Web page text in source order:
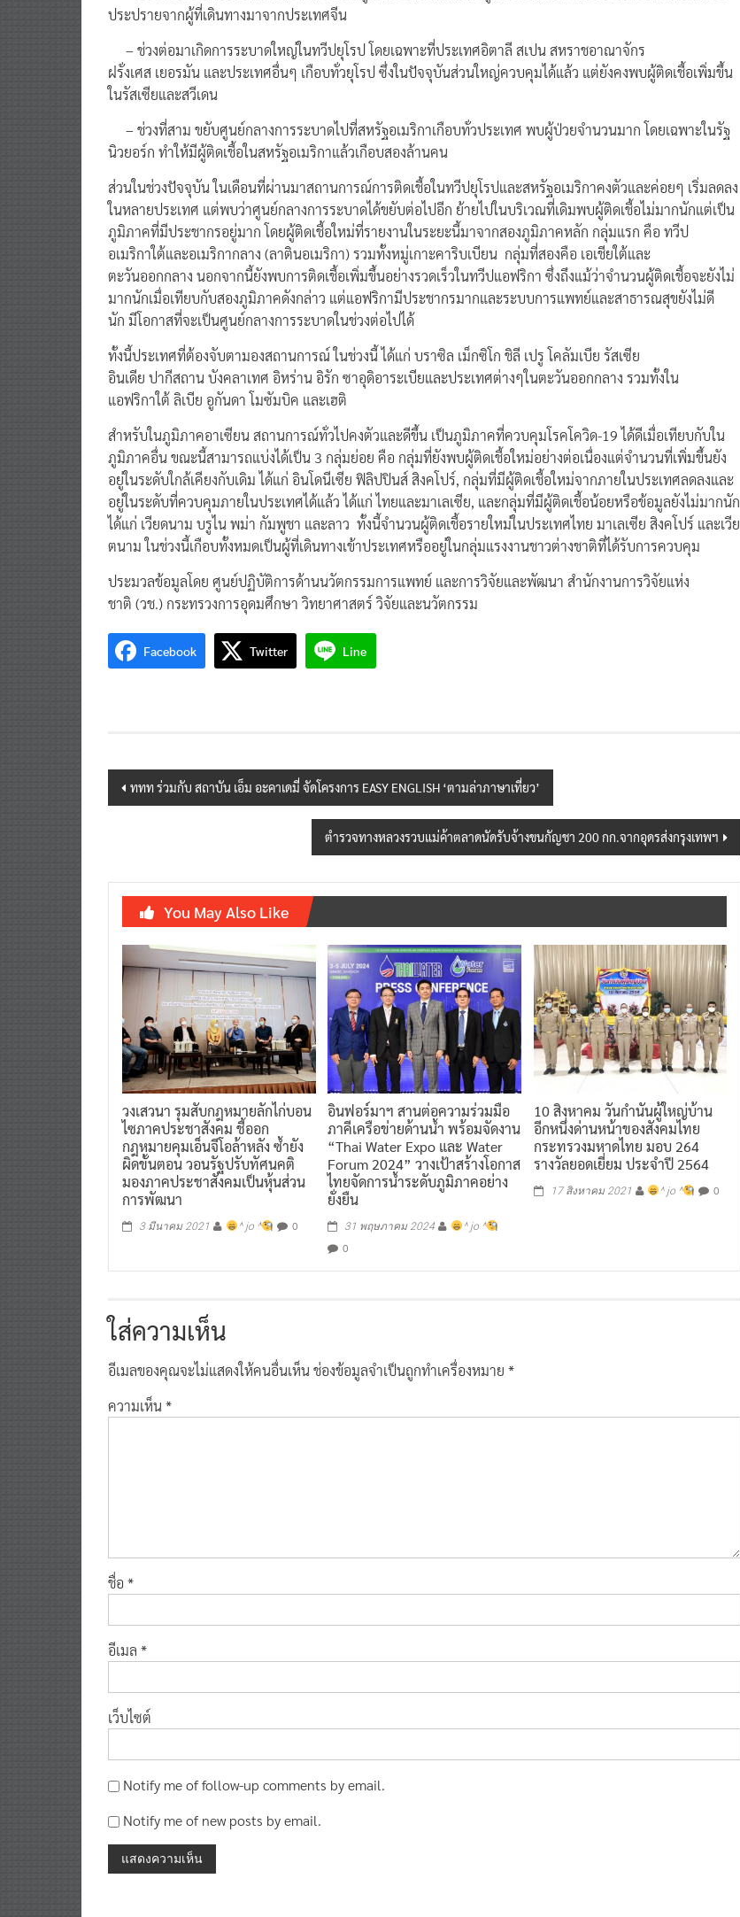
ประปรายจากผู้ที่เดินทางมาจากประเทศจีน
– ช่วงต่อมาเกิดการระบาดใหญ่ในทวีปยุโรป โดยเฉพาะที่ประเทศอิตาลี สเปน สหราชอาณาจักร
ฝรั่งเศส เยอรมัน และประเทศอื่นๆ เกือบทั่วยุโรป ซึ่งในปัจจุบันส่วนใหญ่ควบคุมได้แล้ว แต่ยังคงพบผู้ติดเชื้อเพิ่มขึ้น
ในรัสเซียและสวีเดน
– ช่วงที่สาม ขยับศูนย์กลางการระบาดไปที่สหรัฐอเมริกาเกือบทั่วประเทศ พบผู้ป่วยจำนวนมาก โดยเฉพาะในรัฐ
นิวยอร์ก ทำให้มีผู้ติดเชื้อในสหรัฐอเมริกาแล้วเกือบสองล้านคน
ส่วนในช่วงปัจจุบัน ในเดือนที่ผ่านมาสถานการณ์การติดเชื้อในทวีปยุโรปและสหรัฐอเมริกาคงตัวและค่อยๆ เริ่มลดลง
ในหลายประเทศ แต่พบว่าศูนย์กลางการระบาดได้ขยับต่อไปอีก ย้ายไปในบริเวณที่เดิมพบผู้ติดเชื้อไม่มากนักแต่เป็น
ภูมิภาคที่มีประชากรอยู่มาก โดยผู้ติดเชื้อใหม่ที่รายงานในระยะนี้มาจากสองภูมิภาคหลัก กลุ่มแรก คือ ทวีป
อเมริกาใต้และอเมริกากลาง (ลาตินอเมริกา) รวมทั้งหมู่เกาะคาริบเบียน กลุ่มที่สองคือ เอเชียใต้และ
ตะวันออกกลาง นอกจากนี้ยังพบการติดเชื้อเพิ่มขึ้นอย่างรวดเร็วในทวีปแอฟริกา ซึ่งถึงแม้ว่าจำนวนผู้ติดเชื้อจะยังไม่
มากนักเมื่อเทียบกับสองภูมิภาคดังกล่าว แต่แอฟริกามีประชากรมากและระบบการแพทย์และสาธารณสุขยังไม่ดี
นัก มีโอกาสที่จะเป็นศูนย์กลางการระบาดในช่วงต่อไปได้
ทั้งนี้ประเทศที่ต้องจับตามองสถานการณ์ ในช่วงนี้ ได้แก่ บราซิล เม็กซิโก ชิลี เปรู โคลัมเบีย รัสเซีย
อินเดีย ปากีสถาน บังคลาเทศ อิหร่าน อิรัก ซาอุดิอาระเบียและประเทศต่างๆในตะวันออกกลาง รวมทั้งใน
แอฟริกาใต้ ลิเบีย อูกันดา โมซัมบิค และเฮติ
สำหรับในภูมิภาคอาเซียน สถานการณ์ทั่วไปคงตัวและดีขึ้น เป็นภูมิภาคที่ควบคุมโรคโควิด-19 ได้ดีเมื่อเทียบกับใน
ภูมิภาคอื่น ขณะนี้สามารถแบ่งได้เป็น 3 กลุ่มย่อย คือ กลุ่มที่ยังพบผู้ติดเชื้อใหม่อย่างต่อเนื่องแต่จำนวนที่เพิ่มขึ้นยัง
อยู่ในระดับใกล้เคียงกับเดิม ได้แก่ อินโดนีเซีย ฟิลิปปินส์ สิงคโปร์, กลุ่มที่มีผู้ติดเชื้อใหม่จากภายในประเทศลดลงและ
อยู่ในระดับที่ควบคุมภายในประเทศได้แล้ว ได้แก่ ไทยและมาเลเซีย, และกลุ่มที่มีผู้ติดเชื้อน้อยหรือข้อมูลยังไม่มากนัก
ได้แก่ เวียดนาม บรูไน พม่า กัมพูชา และลาว ทั้งนี้จำนวนผู้ติดเชื้อรายใหม่ในประเทศไทย มาเลเซีย สิงคโปร์ และเวีย
ตนาม ในช่วงนี้เกือบทั้งหมดเป็นผู้ที่เดินทางเข้าประเทศหรืออยู่ในกลุ่มแรงงานชาวต่างชาติที่ได้รับการควบคุม
ประมวลข้อมูลโดย ศูนย์ปฏิบัติการด้านนวัตกรรมการแพทย์ และการวิจัยและพัฒนา สำนักงานการวิจัยแห่ง
ชาติ (วช.) กระทรวงการอุดมศึกษา วิทยาศาสตร์ วิจัยและนวัตกรรม
Facebook Twitter Line
Post
navigation
ททท ร่วมกับ สถาบัน เอ็ม อะคาเดมี่ จัดโครงการ EASY ENGLISH ‘ตามล่าภาษาเที่ยว’
ตำรวจทางหลวงรวบแม่ค้าตลาดนัดรับจ้างขนกัญชา 200 กก.จากอุดรส่งกรุงเทพฯ
You May Also Like
วงเสวนา รุมสับกฎหมายลักไก่บอน
ไซภาคประชาสังคม ชี้ออก
กฎหมายคุมเอ็นจีโอล้าหลัง ซ้ำยัง
ผิดขั้นตอน วอนรัฐปรับทัศนคติ
มองภาคประชาสังคมเป็นหุ้นส่วน
การพัฒนา
3 มีนาคม 2021 ^ jo ^ 0
อินฟอร์มาฯ สานต่อความร่วมมือ
ภาคีเครือข่ายด้านน้ำ พร้อมจัดงาน
“Thai Water Expo และ Water
Forum 2024” วางเป้าสร้างโอกาส
ไทยจัดการน้ำระดับภูมิภาคอย่าง
ยั่งยืน
31 พฤษภาคม 2024 ^ jo ^
0
10 สิงหาคม วันกำนันผู้ใหญ่บ้าน
อีกหนึ่งด่านหน้าของสังคมไทย
กระทรวงมหาดไทย มอบ 264
รางวัลยอดเยี่ยม ประจำปี 2564
17 สิงหาคม 2021 ^ jo ^ 0
ใส่ความเห็น
อีเมลของคุณจะไม่แสดงให้คนอื่นเห็นช่องข้อมูลจำเป็นถูกทำเครื่องหมาย *
ความเห็น*
ชื่อ *
อีเมล *
เว็บไซต์
Notify me of follow-up comments by email.
Notify me of new posts by email.